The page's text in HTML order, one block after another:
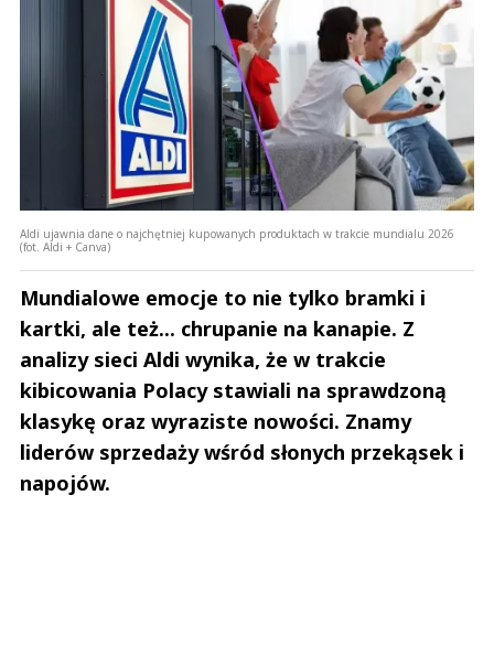
Aldi ujawnia dane o najchętniej kupowanych produktach w trakcie mundialu 2026
(fot. Aldi + Canva)
Mundialowe emocje to nie tylko bramki i
kartki, ale też... chrupanie na kanapie. Z
analizy sieci Aldi wynika, że w trakcie
kibicowania Polacy stawiali na sprawdzoną
klasykę oraz wyraziste nowości. Znamy
liderów sprzedaży wśród słonych przekąsek i
napojów.